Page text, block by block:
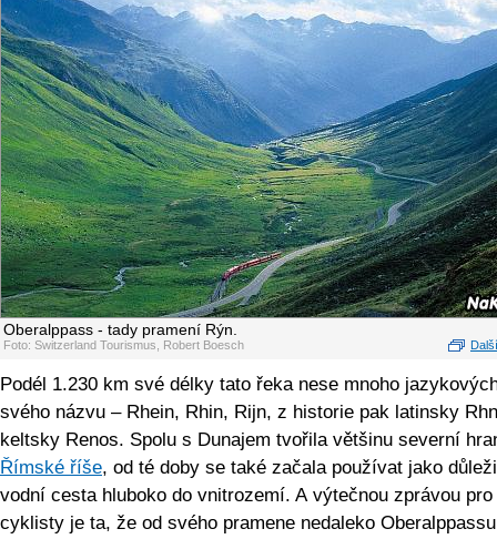
Oberalppass - tady pramení Rýn.
Foto: Switzerland Tourismus, Robert Boesch
Podél 1.230 km své délky tato řeka nese mnoho
svého názvu – Rhein, Rhin, Rijn, z historie pak latinsky
keltsky Renos. Spolu s Dunajem tvořila většinu severní
Římské říše, od té doby se také začala používat jako
vodní cesta hluboko do vnitrozemí. A výtečnou zprávou pro
cyklisty je ta, že od svého pramene nedaleko